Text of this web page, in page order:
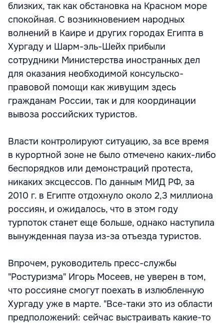
близких, так как обстановка на Красном море
спокойная. С возникновением народных
волнений в Каире и других городах Египта в
Хургаду и Шарм-эль-Шейх прибыли
сотрудники Министерства иностранных дел
для оказания необходимой консульско-
правовой помощи как живущим здесь
гражданам России, так и для координации
вывоза российских туристов.
Власти контролируют ситуацию, за все время
в курортной зоне не было отмечено каких-либо
беспорядков или демонстраций протеста,
никаких эксцессов. По данным МИД РФ, за
2010 г. в Египте отдохнуло около 2,3 миллиона
россиян, и ожидалось, что в этом году
турпоток станет еще больше, однако наступила
вынужденная пауза из-за отъезда туристов.
Впрочем, руководитель пресс-службы
"Ростуризма" Игорь Мосеев, не уверен в том,
что россияне смогут поехать в излюбленную
Хургаду уже в марте. "Все-таки это из области
предположений: сейчас выстраивать какие-то